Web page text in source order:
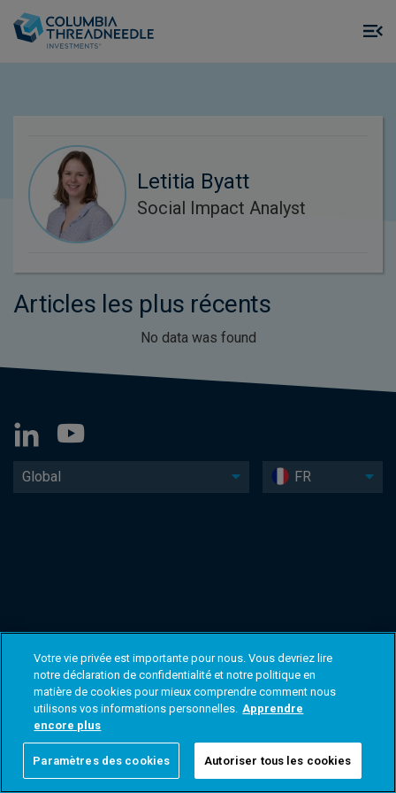
Letitia Byatt
Social Impact Analyst
Articles les plus récents
No data was found
Global FR
Votre vie privée est importante pour nous. Vous devriez lire
notre déclaration de confidentialité et notre politique en
matière de cookies pour mieux comprendre comment nous
utilisons vos informations personnelles. Apprendre
encore plus
Paramètres des cookies Autoriser tous les cookies